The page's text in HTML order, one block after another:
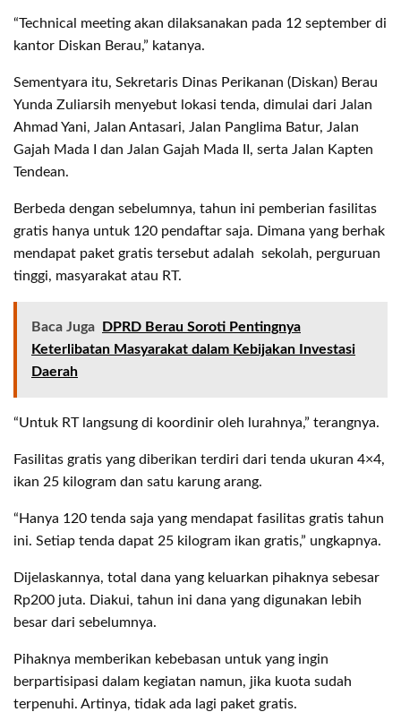
“Technical meeting akan dilaksanakan pada 12 september di
kantor Diskan Berau,” katanya.
Sementyara itu, Sekretaris Dinas Perikanan (Diskan) Berau
Yunda Zuliarsih menyebut lokasi tenda, dimulai dari Jalan
Ahmad Yani, Jalan Antasari, Jalan Panglima Batur, Jalan
Gajah Mada I dan Jalan Gajah Mada II, serta Jalan Kapten
Tendean.
Berbeda dengan sebelumnya, tahun ini pemberian fasilitas
gratis hanya untuk 120 pendaftar saja. Dimana yang berhak
mendapat paket gratis tersebut adalah sekolah, perguruan
tinggi, masyarakat atau RT.
Baca Juga
DPRD Berau Soroti Pentingnya
Keterlibatan Masyarakat dalam Kebijakan Investasi
Daerah
“Untuk RT langsung di koordinir oleh lurahnya,” terangnya.
Fasilitas gratis yang diberikan terdiri dari tenda ukuran 4×4,
ikan 25 kilogram dan satu karung arang.
“Hanya 120 tenda saja yang mendapat fasilitas gratis tahun
ini. Setiap tenda dapat 25 kilogram ikan gratis,” ungkapnya.
Dijelaskannya, total dana yang keluarkan pihaknya sebesar
Rp200 juta. Diakui, tahun ini dana yang digunakan lebih
besar dari sebelumnya.
Pihaknya memberikan kebebasan untuk yang ingin
berpartisipasi dalam kegiatan namun, jika kuota sudah
terpenuhi. Artinya, tidak ada lagi paket gratis.